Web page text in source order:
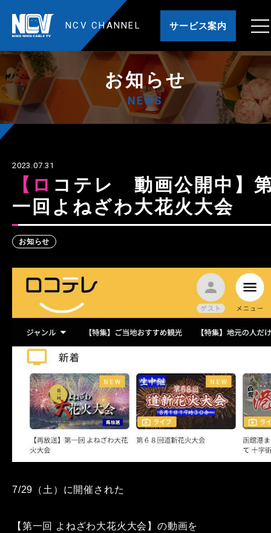
NCV CHANNEL サービス案内
お知らせ
NEWS
2023.07.31
【ロコテレ 動画公開中】第
一回よねざわ大花火大会
お知らせ
7/29（土）に開催された
【第一回 よねざわ大花火大会】の動画を